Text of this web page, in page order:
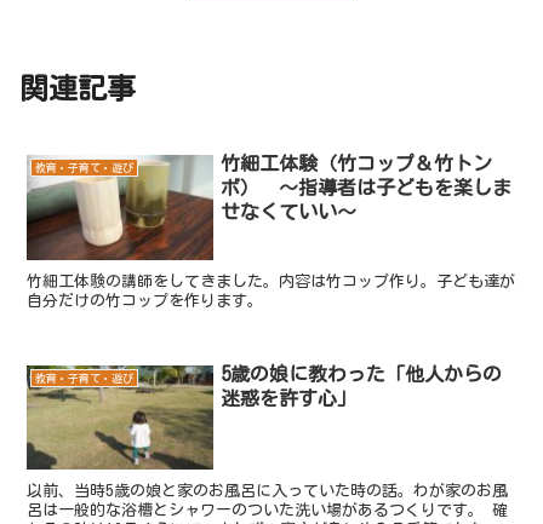
関連記事
教育・子育て・遊び
竹細工体験（竹コップ＆竹トン
ボ） ～指導者は子どもを楽しま
せなくていい～
竹細工体験の講師をしてきました。内容は竹コップ作り。子ども達が
自分だけの竹コップを作ります。
教育・子育て・遊び
5歳の娘に教わった「他人からの
迷惑を許す心」
以前、当時5歳の娘と家のお風呂に入っていた時の話。わが家のお風
呂は一般的な浴槽とシャワーのついた洗い場があるつくりです。 確